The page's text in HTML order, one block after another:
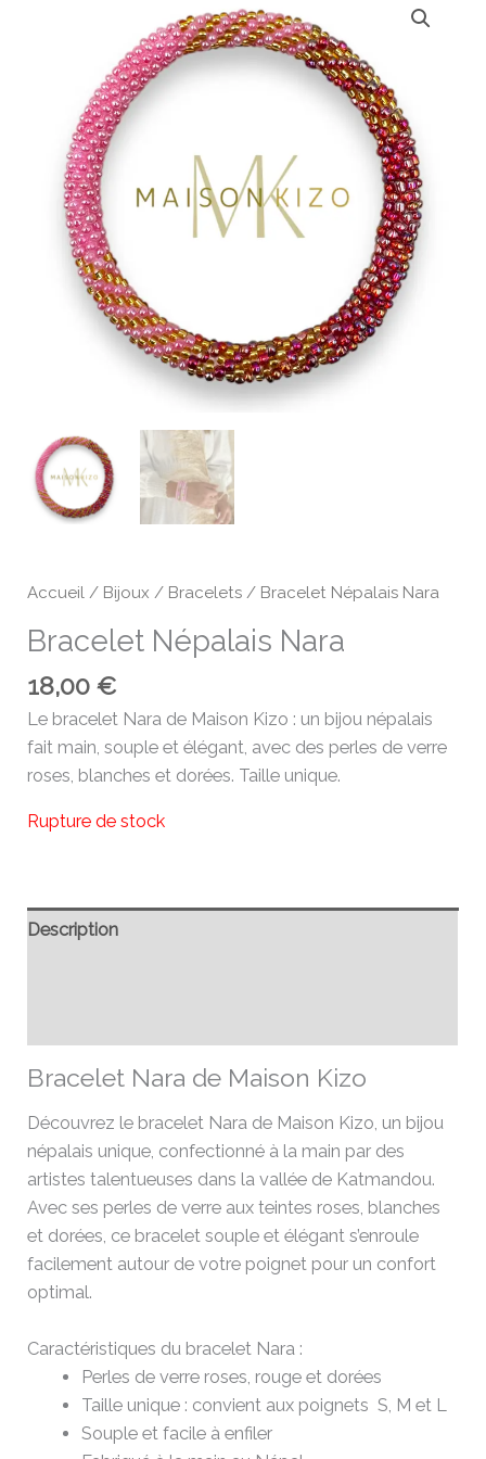
Accueil / Bijoux / Bracelets / Bracelet Népalais Nara
Bracelet Népalais Nara
18,00€
Le bracelet Nara de Maison Kizo : un bijou népalais
fait main, souple et élégant, avec des perles de verre
roses, blanches et dorées. Taille unique.
Rupture de stock
Description
Bracelet Nara de Maison Kizo
Découvrez le bracelet Nara de Maison Kizo, un bijou
népalais unique, confectionné à la main par des
artistes talentueuses dans la vallée de Katmandou.
Avec ses perles de verre aux teintes roses, blanches
et dorées, ce bracelet souple et élégant s’enroule
facilement autour de votre poignet pour un confort
optimal.
Caractéristiques du bracelet Nara :
Perles de verre roses, rouge et dorées
Taille unique : convient aux poignets S, M et L
Souple et facile à enfiler